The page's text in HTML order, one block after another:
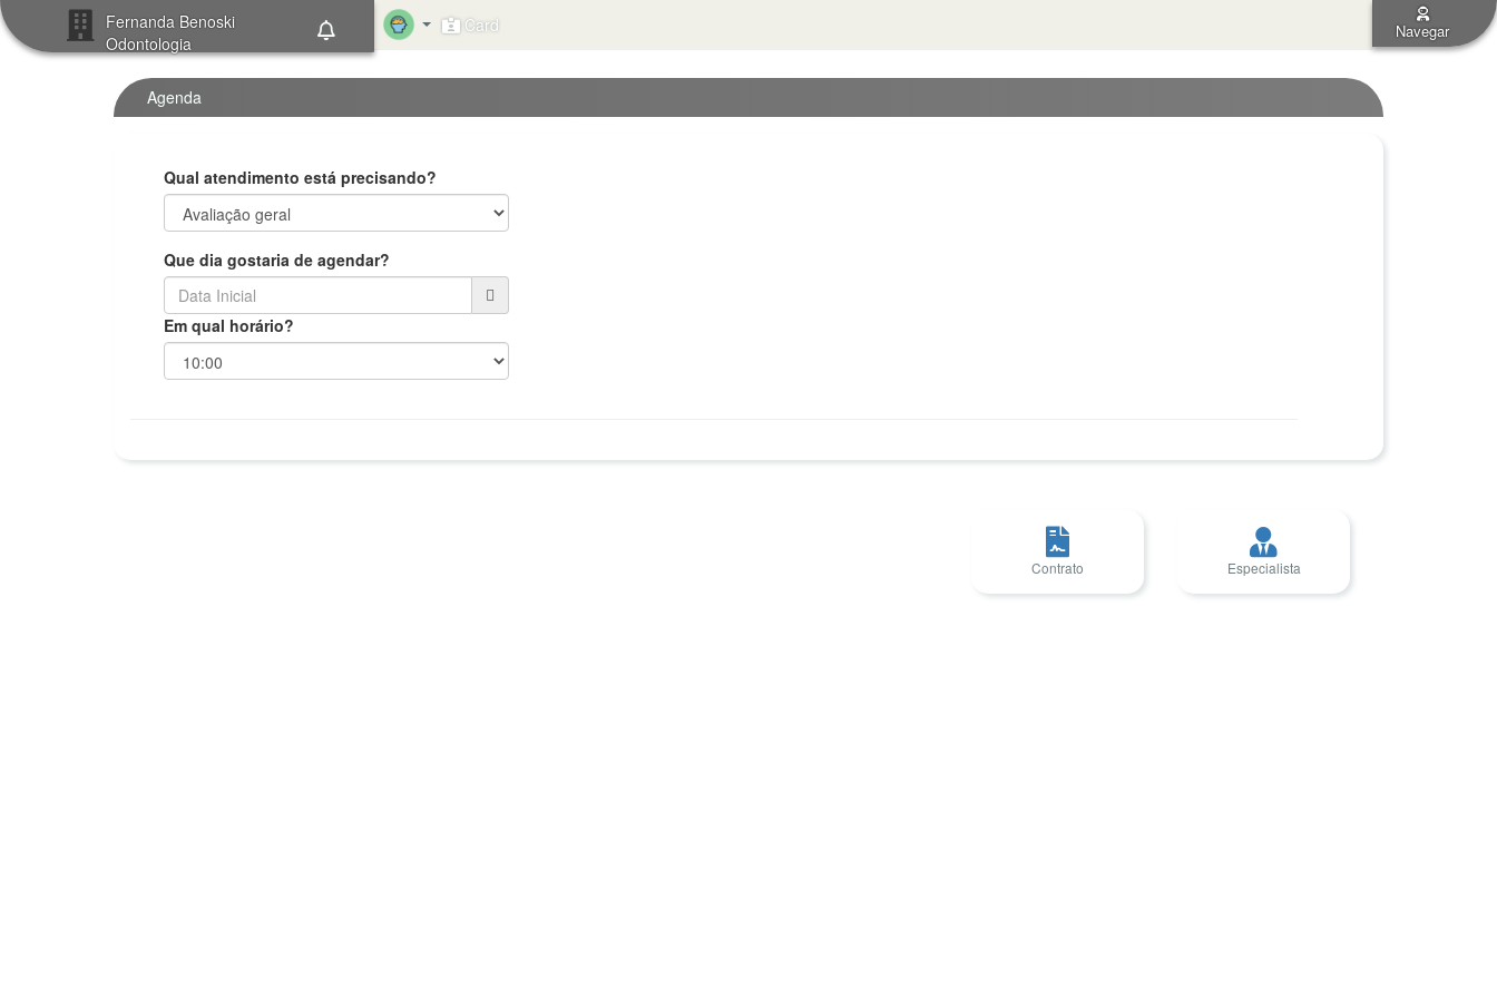
Fernanda Benoski
Odontologia
Card Navegar
Agenda
Qual atendimento está precisando?
Que dia gostaria de agendar?
Em qual horário?
Especialista
Contrato